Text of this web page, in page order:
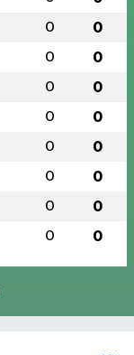
0 0
0 0
0 0
0 0
0 0
0 0
0 0
0 0